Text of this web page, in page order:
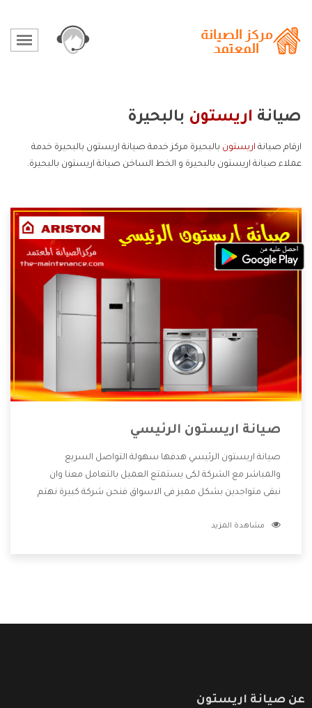
صيانة اريستون بالبحيرة
ارقام صيانة اريستون بالبحيرة مركز خدمة صيانة اريستون بالبحيرة خدمة
عملاء صيانة اريستون بالبحيرة و الخط الساخن صيانة اريستون بالبحيرة.
صيانة اريستون الرئيسي
صيانة اريستون الرئيسي هدفها سهولة التواصل السريع
والمباشر مع الشركة لكى يستمتع العميل بالتعامل معنا وان
نبقى متواجدين بشكل مميز فى الاسواق فنحن شركة كبيرة نهتم
الشركة بها والتى تكون منها خدمة الصيانة التى تكون من أهم
مشاهدة المزيد
عن صيانة اريستون